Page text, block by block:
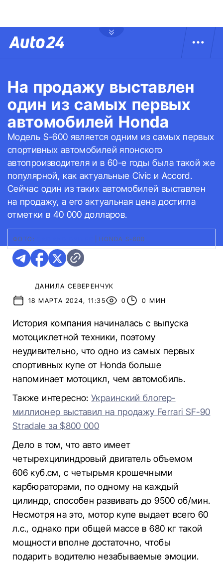
На продажу выставлен
один из самых первых
автомобилей Honda
Модель S-600 является одним из самых первых
спортивных автомобилей японского
автопроизводителя и в 60-е годы была такой же
популярной, как актуальные Civic и Accord.
Сейчас один из таких автомобилей выставлен
на продажу, а его актуальная цена достигла
отметки в 40 000 долларов.
ФОТО: HONDA S-600
ДАНИЛА СЕВЕРЕНЧУК
18 МАРТА 2024, 11:35
0 0 МИН
История компания начиналась с выпуска
мотоциклетной техники, поэтому
неудивительно, что одно из самых первых
спортивных купе от Honda больше
напоминает мотоцикл, чем автомобиль.
Также интересно:Украинский блогер-
миллионер выставил на продажу Ferrari SF-90
Stradale за $800 000
Дело в том, что авто имеет
четырехцилиндровый двигатель объемом
606 куб.см, с четырьмя крошечными
карбюраторами, по одному на каждый
цилиндр, способен развивать до 9500 об/мин.
Несмотря на это, мотор купе выдает всего 60
л.с., однако при общей массе в 680 кг такой
мощности вполне достаточно, чтобы
подарить водителю незабываемые эмоции.